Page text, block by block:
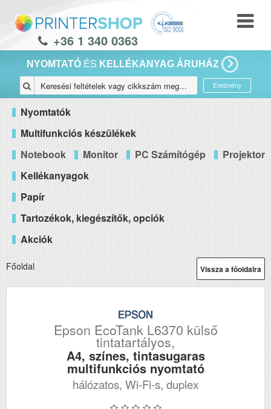
+36 1 340 0363
NYOMTATÓ ÉS KELLÉKANYAG ÁRUHÁZ
Eredmény
Nyomtatók
Multifunkciós készülékek
Notebook
Monitor PC Számítógép
Projektor
Kellékanyagok
Papír
Tartozékok, kiegészítők, opciók
Akciók
Vissza a főoldalra
Főoldal
Epson EcoTank L6370 külső
tintatartályos,
A4, színes, tintasugaras
multifunkciós nyomtató
hálózatos, Wi-Fi-s, duplex